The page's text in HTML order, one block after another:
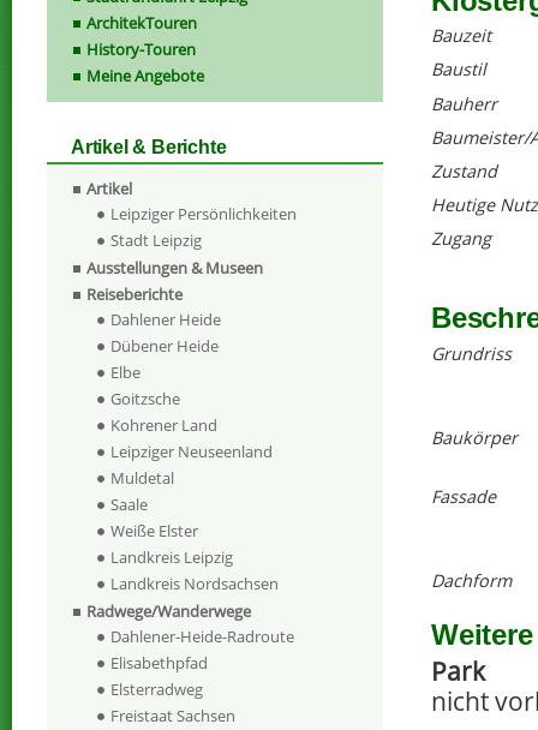
Bauzeit
Baustil
Bauherr
Baumeister/
Zustand
Heutige
Zugang
Grundriss
Baukörper
Fassade
Dachform
Park
nicht
ArchitekTouren
History-Touren
Meine Angebote
Artikel & Berichte
Artikel
Leipziger Persönlichkeiten
Stadt Leipzig
Ausstellungen & Museen
Reiseberichte
Dahlener Heide
Dübener Heide
Elbe
Goitzsche
Kohrener Land
Leipziger Neuseenland
Muldetal
Saale
Weiße Elster
Landkreis Leipzig
Landkreis Nordsachsen
Radwege/Wanderwege
Dahlener-Heide-Radroute
Elisabethpfad
Elsterradweg
Freistaat Sachsen